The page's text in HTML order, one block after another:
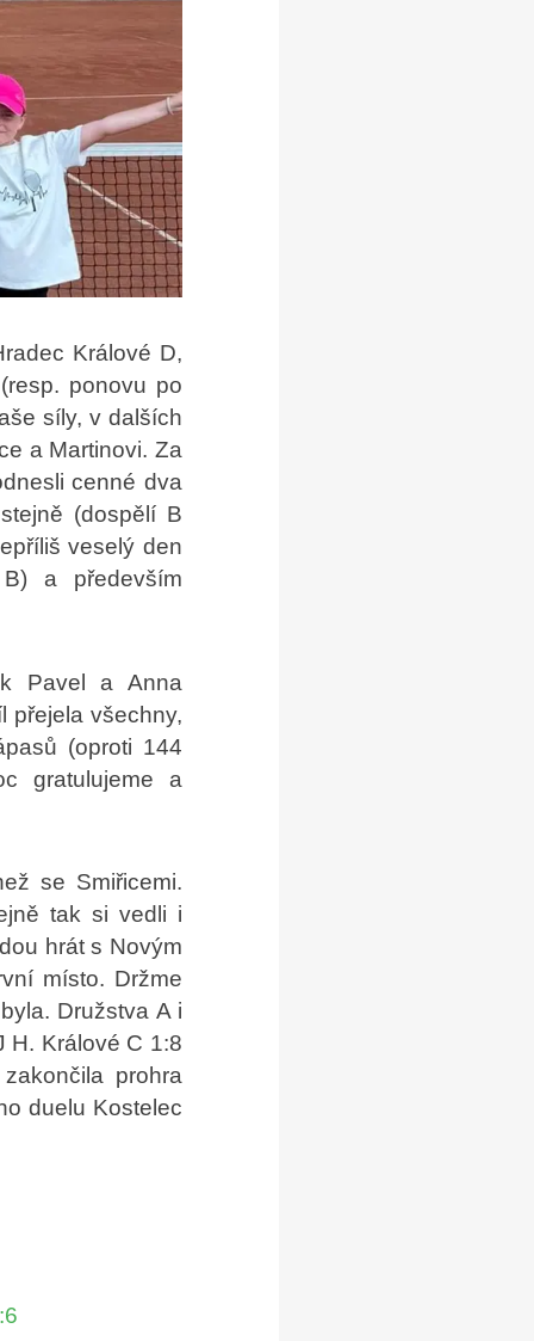
Králové D,
ponovu po
síly, v dalších
a Martinovi. Za
cenné dva
(dospělí B
veselý den
a především
Pavel a Anna
přejela všechny,
(oproti 144
gratulujeme a
se Smiřicemi.
tak si vedli i
hrát s Novým
místo. Držme
Družstva A i
H. Králové C 1:8
prohra
duelu Kostelec